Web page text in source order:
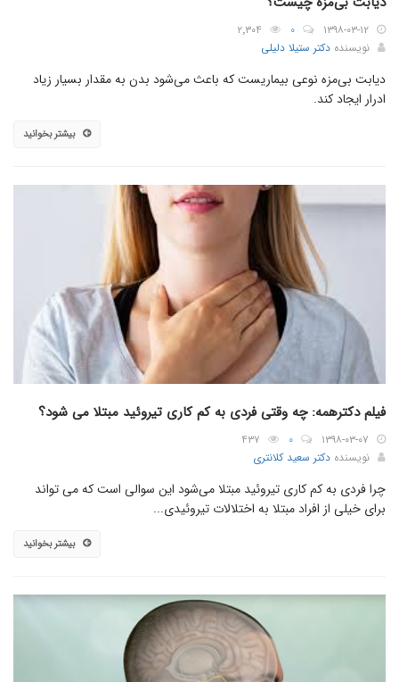
۱۳۹۸-۰۳-۱۲ ۰
۲٬۳۰۴
نویسنده دکتر ستیلا دلیلی
دیابت بی‌مزه نوعی بیماریست که باعث می‌شود بدن به مقدار بسیار زیاد
ادرار ایجاد کند.
بیشتر بخوانید
فیلم دکترهمه: چه وقتی فردی به کم کاری تیروئید مبتلا می شود؟
۱۳۹۸-۰۳-۰۷ ۰
۴۳۷
نویسنده دکتر سعید کلانتری
چرا فردی به کم کاری تیروئید مبتلا می‌شود این سوالی است که می تواند
برای خیلی از افراد مبتلا به اختلالات تیروئیدی...
بیشتر بخوانید